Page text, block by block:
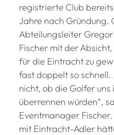
registrierte Club
Jahre nach Gründung.
Abteilungsleiter
Fischer mit der
für die Eintracht zu
fast doppelt so
nicht, ob die Golfer
überrennen würden“,
Eventmanager
mit Eintracht-Adler